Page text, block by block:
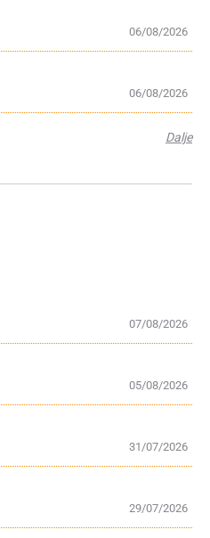
06/08/2026
06/08/2026
Dalje
07/08/2026
05/08/2026
31/07/2026
29/07/2026